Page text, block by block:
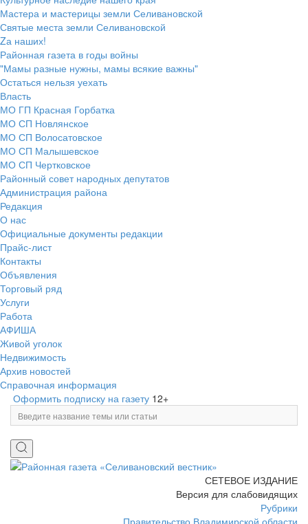
Мастера и мастерицы земли Селивановской
Святые места земли Селивановской
Zа наших!
Районная газета в годы войны
"Мамы разные нужны, мамы всякие важны"
Остаться нельзя уехать
Власть
МО ГП Красная Горбатка
МО СП Новлянское
МО СП Волосатовское
МО СП Малышевское
МО СП Чертковское
Районный совет народных депутатов
Администрация района
Редакция
О нас
Официальные документы редакции
Прайс-лист
Контакты
Объявления
Торговый ряд
Услуги
Работа
АФИША
Живой уголок
Недвижимость
Архив новостей
Справочная информация
Оформить подписку на газету 12+
СЕТЕВОЕ ИЗДАНИЕ
Версия для слабовидящих
Рубрики